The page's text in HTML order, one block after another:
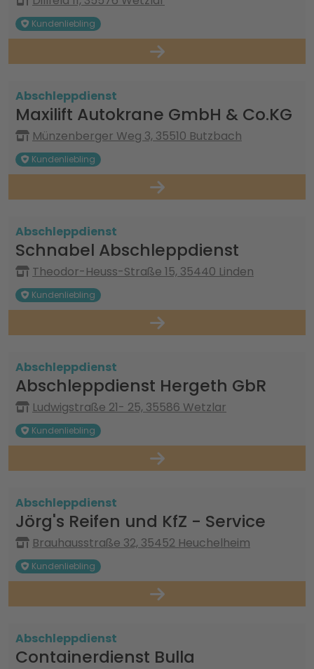
Kundenliebling
Abschleppdienst
Maxilift Autokrane GmbH & Co.KG
Münzenberger Weg 3, 35510 Butzbach
Kundenliebling
Abschleppdienst
Schnabel Abschleppdienst
Theodor-Heuss-Straße 15, 35440 Linden
Kundenliebling
Abschleppdienst
Abschleppdienst Hergeth GbR
Ludwigstraße 21- 25, 35586 Wetzlar
Kundenliebling
Abschleppdienst
Jörg's Reifen und KfZ - Service
Brauhausstraße 32, 35452 Heuchelheim
Kundenliebling
Abschleppdienst
Containerdienst Bulla